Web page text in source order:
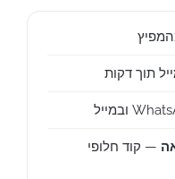
תוך דקות
— קוד חלופי